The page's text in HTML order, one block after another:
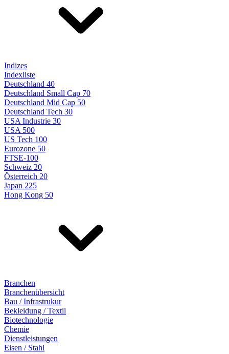
Indizes
Indexliste
Deutschland 40
Deutschland Small Cap 70
Deutschland Mid Cap 50
Deutschland Tech 30
USA Industrie 30
USA 500
US Tech 100
Eurozone 50
FTSE-100
Schweiz 20
Österreich 20
Japan 225
Hong Kong 50
Branchen
Branchenübersicht
Bau / Infrastrukur
Bekleidung / Textil
Biotechnologie
Chemie
Dienstleistungen
Eisen / Stahl